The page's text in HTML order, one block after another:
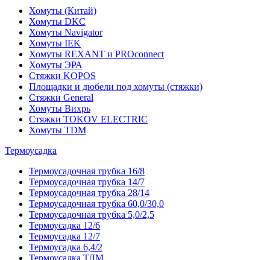
Хомуты (Китай)
Хомуты DKC
Хомуты Navigator
Хомуты IEK
Хомуты REXANT и PROconnect
Хомуты ЭРА
Стяжки KOPOS
Площадки и дюбели под хомуты (стяжки)
Стяжки General
Хомуты Вихрь
Стяжки TOKOV ELECTRIC
Хомуты TDM
Термоусадка
Термоусадочная трубка 16/8
Термоусадочная трубка 14/7
Термоусадочная трубка 28/14
Термоусадочная трубка 60,0/30,0
Термоусадочная трубка 5,0/2,5
Термоусадка 12/6
Термоусадка 12/7
Термоусадка 6,4/2
Термоусадка ТДМ